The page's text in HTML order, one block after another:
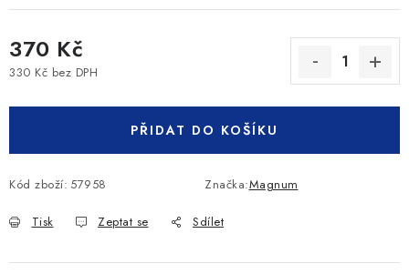
370 Kč
330 Kč bez DPH
PŘIDAT DO KOŠÍKU
Kód zboží: 57958 Značka:Magnum
Tisk Zeptat se Sdílet